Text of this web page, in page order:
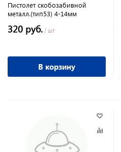
Пистолет скобозабивной
металл.(тип53) 4-14мм
320 руб. / шт
В корзину